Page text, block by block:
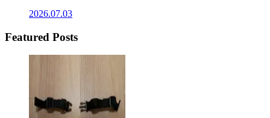
2026.07.03
Featured Posts